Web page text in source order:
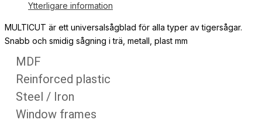
Ytterligare information
MULTICUT är ett universalsågblad för alla typer av tigersågar.
Snabb och smidig sågning i trä, metall, plast mm
MDF
Reinforced plastic
Steel / Iron
Window frames